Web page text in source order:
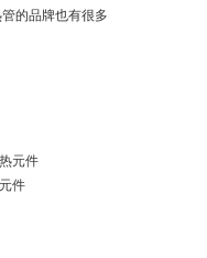
的品牌也有很多
元件
件